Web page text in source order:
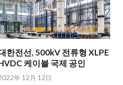
한전선, 500kV 전류형 XLPE
케이블 국제 공인
年 12月 12日